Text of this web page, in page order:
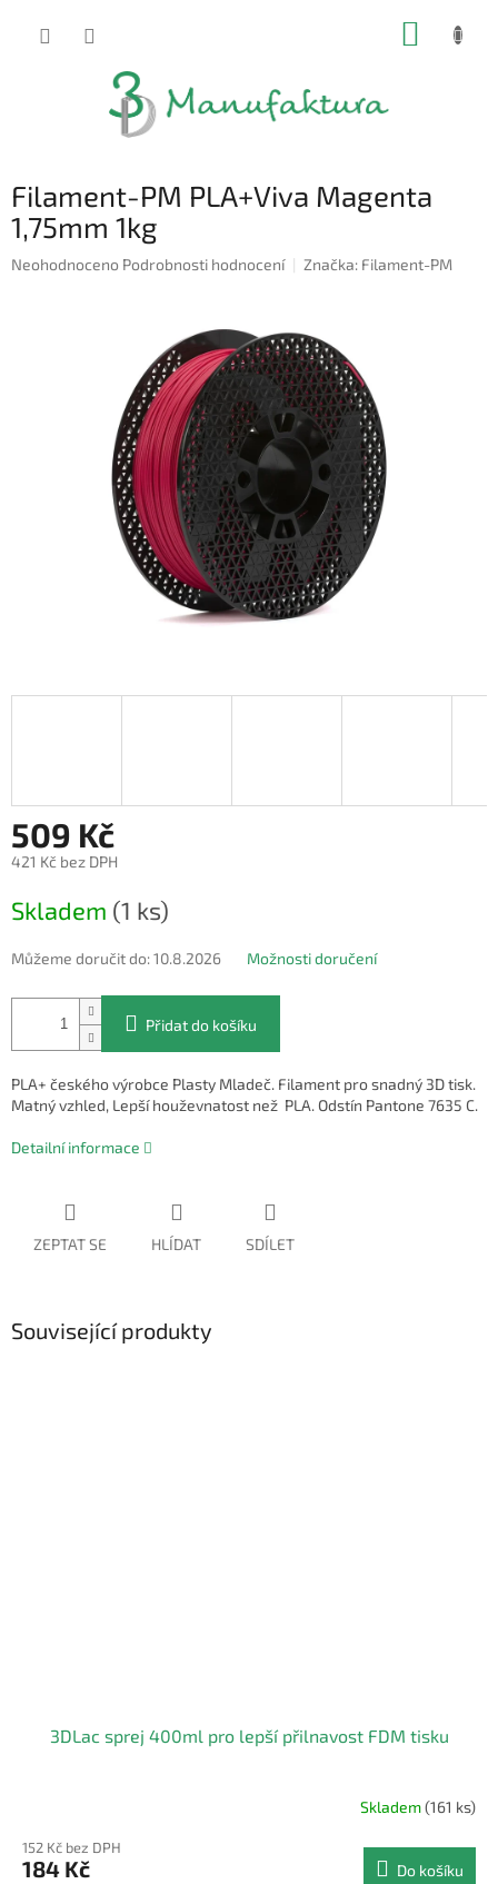
Filament-PM PLA+Viva Magenta
1,75mm 1kg
Průměrné
Neohodnoceno Podrobnosti hodnocení Značka: Filament-PM
509 Kč
421 Kč bez DPH
cena:
Skladem (1 ks)
Můžeme doručit do:10.8.2026 Možnosti doručení
Přidat do košíku
PLA+ českého výrobce Plasty Mladeč. Filament pro snadný 3D tisk.
Matný vzhled, Lepší houževnatost než PLA. Odstín Pantone 7635 C.
Detailní informace
ZEPTAT SE HLÍDAT SDÍLET
Související produkty
3DLac sprej 400ml pro lepší přilnavost FDM tisku
produktu
je
Skladem(161 ks)
152 Kč bez DPH
184 Kč Do košíku